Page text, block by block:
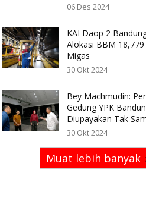
06 Des 2024
KAI Daop 2
Alokasi BBM
Migas
30 Okt 2024
Bey Machmudin:
Gedung YPK
Diupayakan Tak
30 Okt 2024
Muat lebih banyak